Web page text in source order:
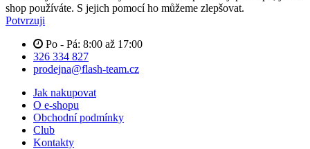
shop používáte. S jejich pomocí ho můžeme zlepšovat.
Potvrzuji
Po - Pá: 8:00 až 17:00
326 334 827
prodejna@flash-team.cz
Jak nakupovat
O e-shopu
Obchodní podmínky
Club
Kontakty